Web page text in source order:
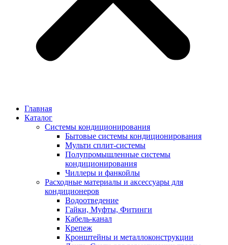
Главная
Каталог
Системы кондиционирования
Бытовые системы кондиционирования
Мульти сплит-системы
Полупромышленные системы
кондиционирования
Чиллеры и фанкойлы
Расходные материалы и аксессуары для
кондиционеров
Водоотведение
Гайки, Муфты, Фитинги
Кабель-канал
Крепеж
Кронштейны и металлоконструкции